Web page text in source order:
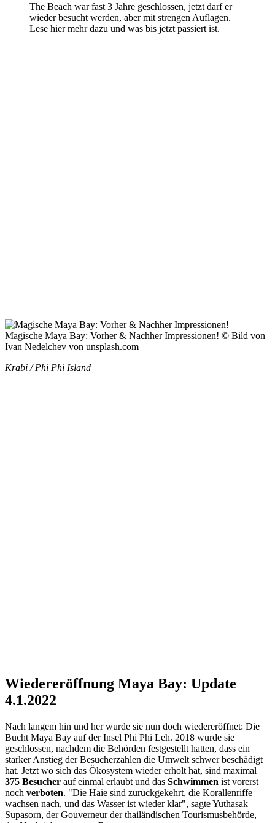
The Beach war fast 3 Jahre geschlossen, jetzt darf er
wieder besucht werden, aber mit strengen Auflagen.
Lese hier mehr dazu und was bis jetzt passiert ist.
Magische Maya Bay: Vorher & Nachher Impressionen! © Bild von
Ivan Nedelchev von unsplash.com
Krabi / Phi Phi Island
Wiedereröffnung Maya Bay: Update
4.1.2022
Nach langem hin und her wurde sie nun doch wiedereröffnet: Die
Bucht Maya Bay auf der Insel Phi Phi Leh. 2018 wurde sie
geschlossen, nachdem die Behörden festgestellt hatten, dass ein
starker Anstieg der Besucherzahlen die Umwelt schwer beschädigt
hat. Jetzt wo sich das Ökosystem wieder erholt hat, sind maximal
375 Besucher auf einmal erlaubt und das Schwimmen ist vorerst
noch verboten. "Die Haie sind zurückgekehrt, die Korallenriffe
wachsen nach, und das Wasser ist wieder klar", sagte Yuthasak
Supasorn, der Gouverneur der thailändischen Tourismusbehörde,